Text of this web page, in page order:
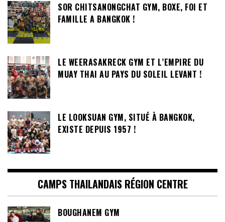
SOR CHITSANONGCHAT GYM, BOXE, FOI ET
FAMILLE A BANGKOK !
LE WEERASAKRECK GYM ET L’EMPIRE DU
MUAY THAI AU PAYS DU SOLEIL LEVANT !
LE LOOKSUAN GYM, SITUÉ À BANGKOK,
EXISTE DEPUIS 1957 !
CAMPS THAILANDAIS RÉGION CENTRE
BOUGHANEM GYM